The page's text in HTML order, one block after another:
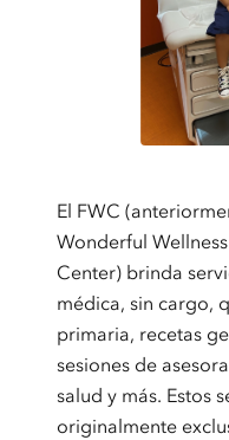
El FWC
Wonderful
Center) brinda
médica, sin cargo,
primaria, recetas
sesiones de
salud y más. Estos
originalmente